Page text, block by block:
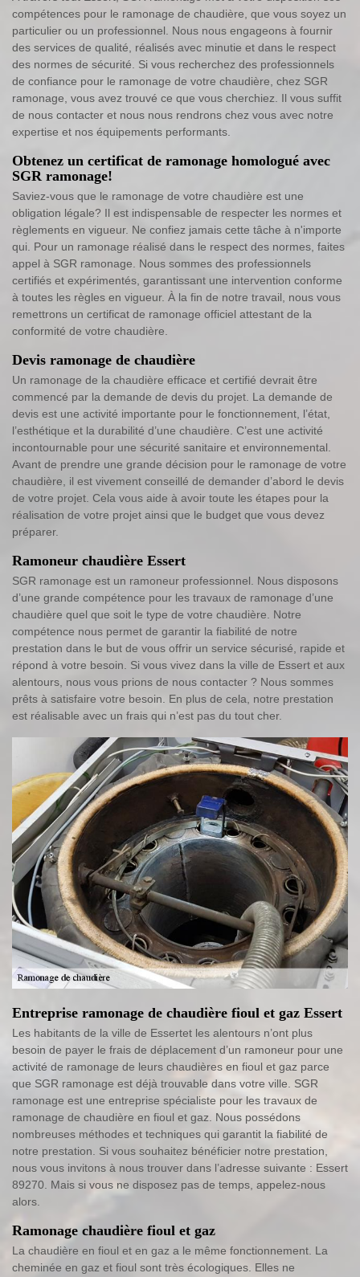
compétences pour le ramonage de chaudière, que vous soyez un
particulier ou un professionnel. Nous nous engageons à fournir
des services de qualité, réalisés avec minutie et dans le respect
des normes de sécurité. Si vous recherchez des professionnels
de confiance pour le ramonage de votre chaudière, chez SGR
ramonage, vous avez trouvé ce que vous cherchiez. Il vous suffit
de nous contacter et nous nous rendrons chez vous avec notre
expertise et nos équipements performants.
Obtenez un certificat de ramonage homologué avec
SGR ramonage!
Saviez-vous que le ramonage de votre chaudière est une
obligation légale? Il est indispensable de respecter les normes et
règlements en vigueur. Ne confiez jamais cette tâche à n'importe
qui. Pour un ramonage réalisé dans le respect des normes, faites
appel à SGR ramonage. Nous sommes des professionnels
certifiés et expérimentés, garantissant une intervention conforme
à toutes les règles en vigueur. À la fin de notre travail, nous vous
remettrons un certificat de ramonage officiel attestant de la
conformité de votre chaudière.
Devis ramonage de chaudière
Un ramonage de la chaudière efficace et certifié devrait être
commencé par la demande de devis du projet. La demande de
devis est une activité importante pour le fonctionnement, l’état,
l’esthétique et la durabilité d’une chaudière. C’est une activité
incontournable pour une sécurité sanitaire et environnemental.
Avant de prendre une grande décision pour le ramonage de votre
chaudière, il est vivement conseillé de demander d’abord le devis
de votre projet. Cela vous aide à avoir toute les étapes pour la
réalisation de votre projet ainsi que le budget que vous devez
préparer.
Ramoneur chaudière Essert
SGR ramonage est un ramoneur professionnel. Nous disposons
d’une grande compétence pour les travaux de ramonage d’une
chaudière quel que soit le type de votre chaudière. Notre
compétence nous permet de garantir la fiabilité de notre
prestation dans le but de vous offrir un service sécurisé, rapide et
répond à votre besoin. Si vous vivez dans la ville de Essert et aux
alentours, nous vous prions de nous contacter ? Nous sommes
prêts à satisfaire votre besoin. En plus de cela, notre prestation
est réalisable avec un frais qui n’est pas du tout cher.
Entreprise ramonage de chaudière fioul et gaz Essert
Les habitants de la ville de Essertet les alentours n’ont plus
besoin de payer le frais de déplacement d’un ramoneur pour une
activité de ramonage de leurs chaudières en fioul et gaz parce
que SGR ramonage est déjà trouvable dans votre ville. SGR
ramonage est une entreprise spécialiste pour les travaux de
ramonage de chaudière en fioul et gaz. Nous possédons
nombreuses méthodes et techniques qui garantit la fiabilité de
notre prestation. Si vous souhaitez bénéficier notre prestation,
nous vous invitons à nous trouver dans l’adresse suivante : Essert
89270. Mais si vous ne disposez pas de temps, appelez-nous
alors.
Ramonage chaudière fioul et gaz
La chaudière en fioul et en gaz a le même fonctionnement. La
cheminée en gaz et fioul sont très écologiques. Elles ne